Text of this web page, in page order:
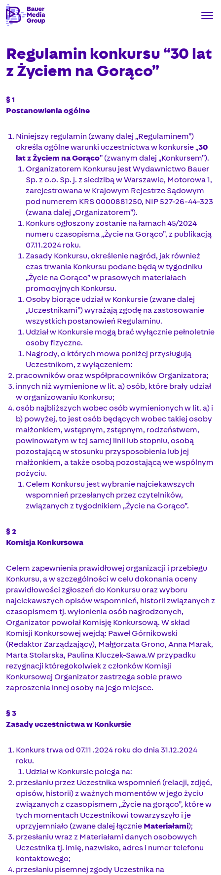
Regulamin konkursu “30 lat
z Życiem na Gorąco”
§ 1
Postanowienia ogólne
Niniejszy regulamin (zwany dalej „Regulaminem”)
określa ogólne warunki uczestnictwa w konkursie „30
lat z Życiem na Gorąco” (zwanym dalej „Konkursem”).
Organizatorem Konkursu jest Wydawnictwo Bauer
Sp. z o.o. Sp. j. z siedzibą w Warszawie, Motorowa 1,
zarejestrowana w Krajowym Rejestrze Sądowym
pod numerem KRS 0000881250, NIP 527-26-44-323
(zwana dalej „Organizatorem”).
Konkurs ogłoszony zostanie na łamach 45/2024
numeru czasopisma „Życie na Gorąco”, z publikacją
07.11.2024 roku.
Zasady Konkursu, określenie nagród, jak również
czas trwania Konkursu podane będą w tygodniku
„Życie na Gorąco” w prasowych materiałach
promocyjnych Konkursu.
Osoby biorące udział w Konkursie (zwane dalej
„Uczestnikami”) wyrażają zgodę na zastosowanie
wszystkich postanowień Regulaminu.
Udział w Konkursie mogą brać wyłącznie pełnoletnie
osoby fizyczne.
Nagrody, o których mowa poniżej przysługują
Uczestnikom, z wyłączeniem:
pracowników oraz współpracowników Organizatora;
innych niż wymienione w lit. a) osób, które brały udział
w organizowaniu Konkursu;
osób najbliższych wobec osób wymienionych w lit. a) i
b) powyżej, to jest osób będących wobec takiej osoby
małżonkiem, wstępnym, zstępnym, rodzeństwem,
powinowatym w tej samej linii lub stopniu, osobą
pozostającą w stosunku przysposobienia lub jej
małżonkiem, a także osobą pozostającą we wspólnym
pożyciu.
Celem Konkursu jest wybranie najciekawszych
wspomnień przesłanych przez czytelników,
związanych z tygodnikiem „Życie na Gorąco”.
§ 2
Komisja Konkursowa
Celem zapewnienia prawidłowej organizacji i przebiegu
Konkursu, a w szczególności w celu dokonania oceny
prawidłowości zgłoszeń do Konkursu oraz wyboru
najciekawszych opisów wspomnień, historii związanych z
czasopismem tj. wyłonienia osób nagrodzonych,
Organizator powołał Komisję Konkursową. W skład
Komisji Konkursowej wejdą: Paweł Górnikowski
(Redaktor Zarządzający), Małgorzata Grono, Anna Marak,
Marta Stolarska, Paulina Kluczek-Sawa.W przypadku
rezygnacji któregokolwiek z członków Komisji
Konkursowej Organizator zastrzega sobie prawo
zaproszenia innej osoby na jego miejsce.
§ 3
Zasady uczestnictwa w Konkursie
Konkurs trwa od 07.11 .2024 roku do dnia 31.12.2024
roku.
Udział w Konkursie polega na:
przesłaniu przez Uczestnika wspomnień (relacji, zdjęć,
opisów, historii) z ważnych momentów w jego życiu
związanych z czasopismem „Życie na gorąco”, które w
tych momentach Uczestnikowi towarzyszyło i je
uprzyjemniało (zwane dalej łącznie Materiałami);
przesłaniu wraz z Materiałami danych osobowych
Uczestnika tj. imię, nazwisko, adres i numer telefonu
kontaktowego;
przesłaniu pisemnej zgody Uczestnika na